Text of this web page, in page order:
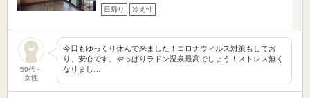
日帰り 冷え性
50代～
女性
今日もゆっくり休んで来ました！コロナウィルス対策もしてお
り、安心です。やっぱりラドン温泉最高でしょう！ストレス無く
なりまし…